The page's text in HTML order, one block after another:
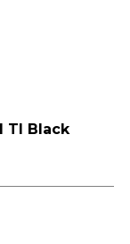
TI Black